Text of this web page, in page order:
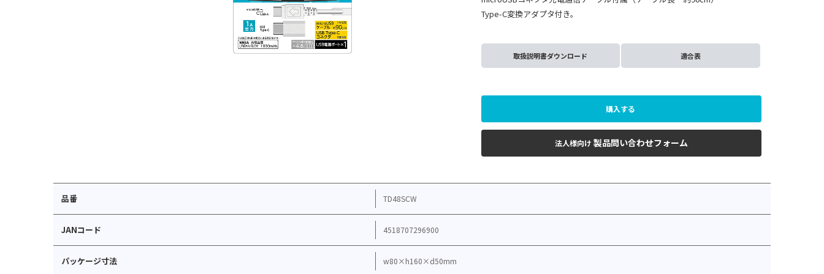
Type-C変換アダプタ付き。
取扱説明書ダウンロード 適合表
購入する
法人様向け 製品問い合わせフォーム
品番 TD48SCW
JANコード 4518707296900
パッケージ寸法 w80×h160×d50mm